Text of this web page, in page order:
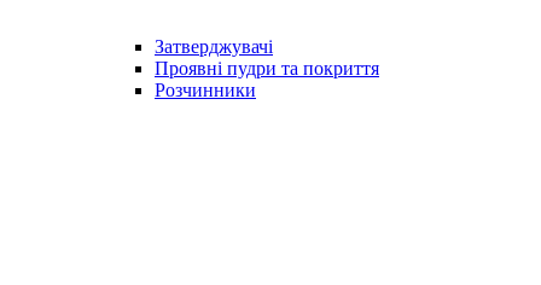
Затверджувачі
Проявні пудри та покриття
Розчинники